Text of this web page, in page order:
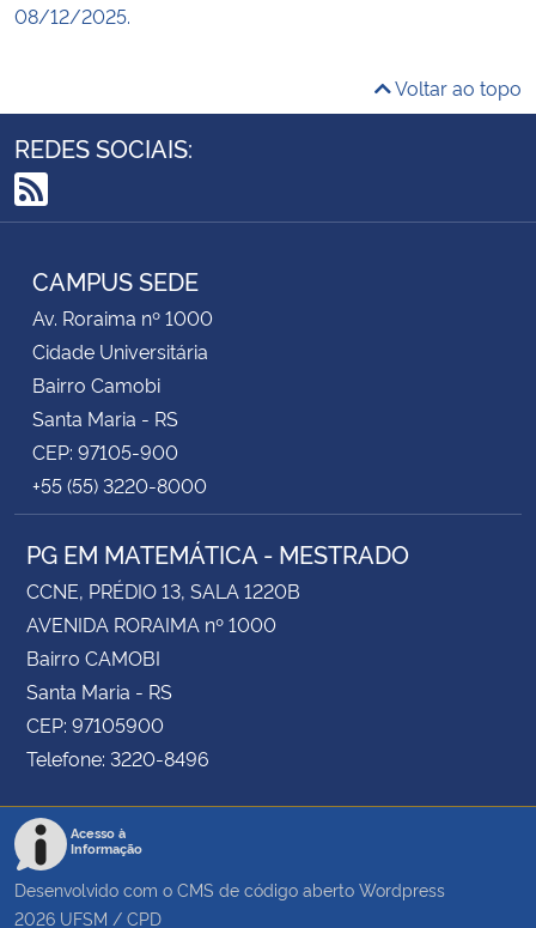
08/12/2025.
Voltar ao topo
REDES SOCIAIS:
RSS
CAMPUS SEDE
Av. Roraima nº 1000
Cidade Universitária
Bairro Camobi
Santa Maria - RS
CEP: 97105-900
+55 (55) 3220-8000
PG EM MATEMÁTICA - MESTRADO
CCNE, PRÉDIO 13, SALA 1220B
AVENIDA RORAIMA nº 1000
Bairro CAMOBI
Santa Maria - RS
CEP: 97105900
Telefone: 3220-8496
Acesso à
Informação
Desenvolvido com o CMS de código aberto Wordpress
2026 UFSM / CPD